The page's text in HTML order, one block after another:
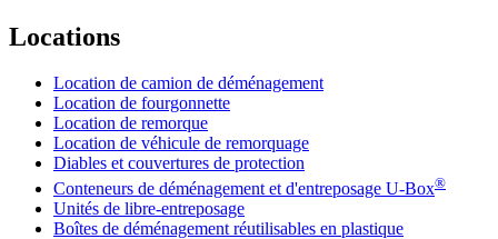
Locations
Location de camion de déménagement
Location de fourgonnette
Location de remorque
Location de véhicule de remorquage
Diables et couvertures de protection
Conteneurs de déménagement et d'entreposage U-Box®
Unités de libre-entreposage
Boîtes de déménagement réutilisables en plastique